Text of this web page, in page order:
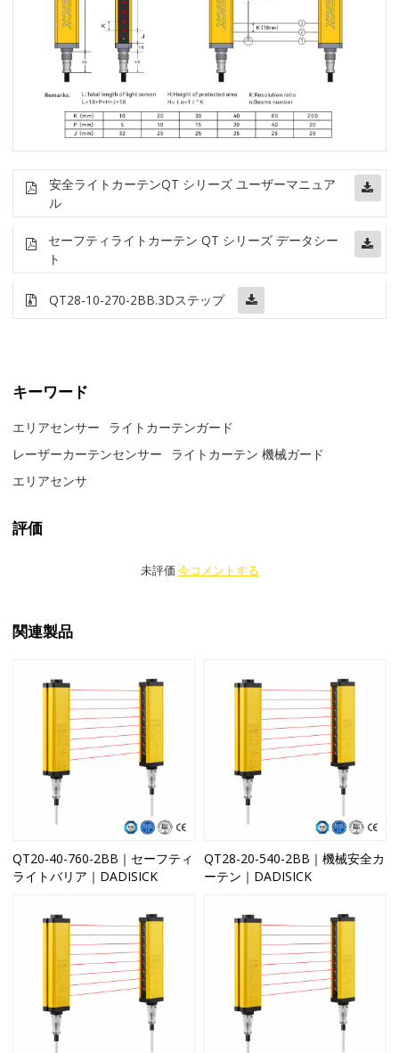
安全ライトカーテンQT シリーズ ユーザーマニュア
ル
セーフティライトカーテン QT シリーズ データシー
ト
QT28-10-270-2BB.3Dステップ
キーワード
エリアセンサー
ライトカーテンガード
レーザーカーテンセンサー
ライトカーテン 機械ガード
エリアセンサ
評価
未評価 今コメントする
関連製品
QT20-40-760-2BB｜セーフティ
ライトバリア｜DADISICK
QT28-20-540-2BB｜機械安全カ
ーテン｜DADISICK